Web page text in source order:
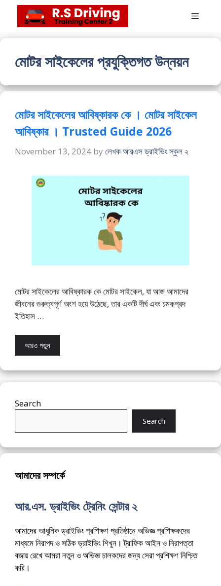
content
Menu
মোটর সাইকেলের প্রযুক্তিগত উন্নয়ন
মোটর সাইকেলের আবিষ্কারক কে । মোটর সাইকেল
আবিষ্কার । Trusted Guide 2026
November 13, 2024 by লেখক আরএস ড্রাইভিং স্কুল ২
মোটর সাইকেলের আবিষ্কারক কে মোটর সাইকেল, যা আজ আমাদের
জীবনের গুরুত্বপূর্ণ অংশ হয়ে উঠেছে, তার একটি দীর্ঘ এবং চমকপ্রদ
ইতিহাস …
আরও পড়ুন
Search
Search
আমাদের সম্পর্কে
আর.এস. ড্রাইভিং ট্রেনিং সেন্টার ২
আমাদের আধুনিক ড্রাইভিং প্রশিক্ষণ প্রতিষ্ঠানে অভিজ্ঞ প্রশিক্ষকদের
মাধ্যমে নিরাপদ ও সঠিক ড্রাইভিং শিখুন। ট্রাফিক আইন ও নিরাপত্তা
বজায় রেখে আমরা নতুন ও অভিজ্ঞ চালকদের জন্য সেরা প্রশিক্ষণ নিশ্চিত
করি।